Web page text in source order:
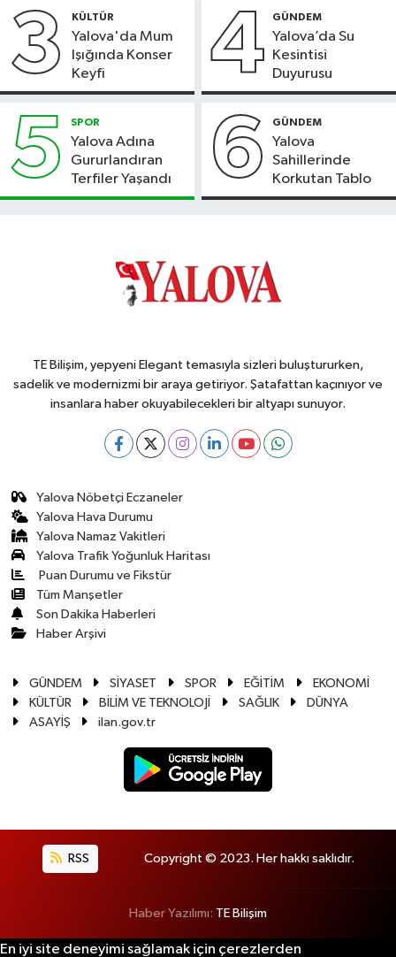
3 KÜLTÜR
Yalova'da Mum
Işığında Konser
Keyfi
4 GÜNDEM
Yalova’da Su
Kesintisi
Duyurusu
5 SPOR
Yalova Adına
Gururlandıran
Terfiler Yaşandı
6 GÜNDEM
Yalova
Sahillerinde
Korkutan Tablo
TE Bilişim, yepyeni Elegant temasıyla sizleri buluştururken,
sadelik ve modernizmi bir araya getiriyor. Şatafattan kaçınıyor ve
insanlara haber okuyabilecekleri bir altyapı sunuyor.
Yalova Nöbetçi Eczaneler
Yalova Hava Durumu
Yalova Namaz Vakitleri
Yalova Trafik Yoğunluk Haritası
Puan Durumu ve Fikstür
Tüm Manşetler
Son Dakika Haberleri
Haber Arşivi
GÜNDEM SİYASET SPOR EĞİTİM
EKONOMİ
KÜLTÜR
BİLİM VE TEKNOLOJİ SAĞLIK
DÜNYA
ASAYİŞ
ilan.gov.tr
RSS Copyright © 2023. Her hakkı saklıdır.
Haber Yazılımı: TE Bilişim
En iyi site deneyimi sağlamak için çerezlerden